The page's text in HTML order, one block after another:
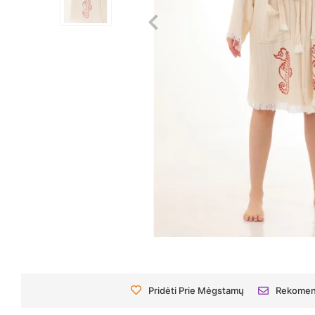
Pridėti Prie Mėgstamų